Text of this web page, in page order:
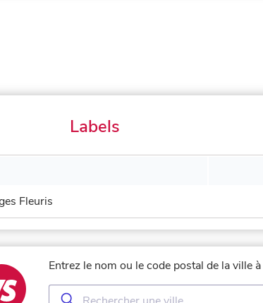
Labels
Fleuris
Entrez le nom ou le code postal de la ville